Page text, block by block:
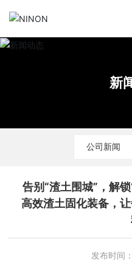
网站首页
案例展示
新
公司新闻
告别“渣土围城”，解
高效渣土固化装备，
发布时间：